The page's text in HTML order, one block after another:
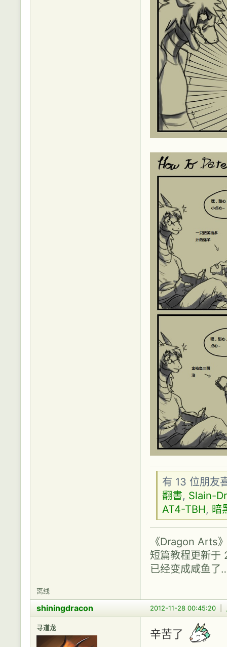
有 13 位朋友
翻書, Slain-
AT4-TBH, 暗
《Dragon Arts
短篇教程更新于
已经变成咸鱼
离线
2012-11-28 00:45:20
shiningdracon
寻道龙
辛苦了